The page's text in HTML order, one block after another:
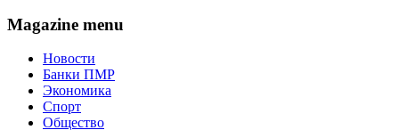
Magazine menu
Новости
Банки ПМР
Экономика
Спорт
Общество